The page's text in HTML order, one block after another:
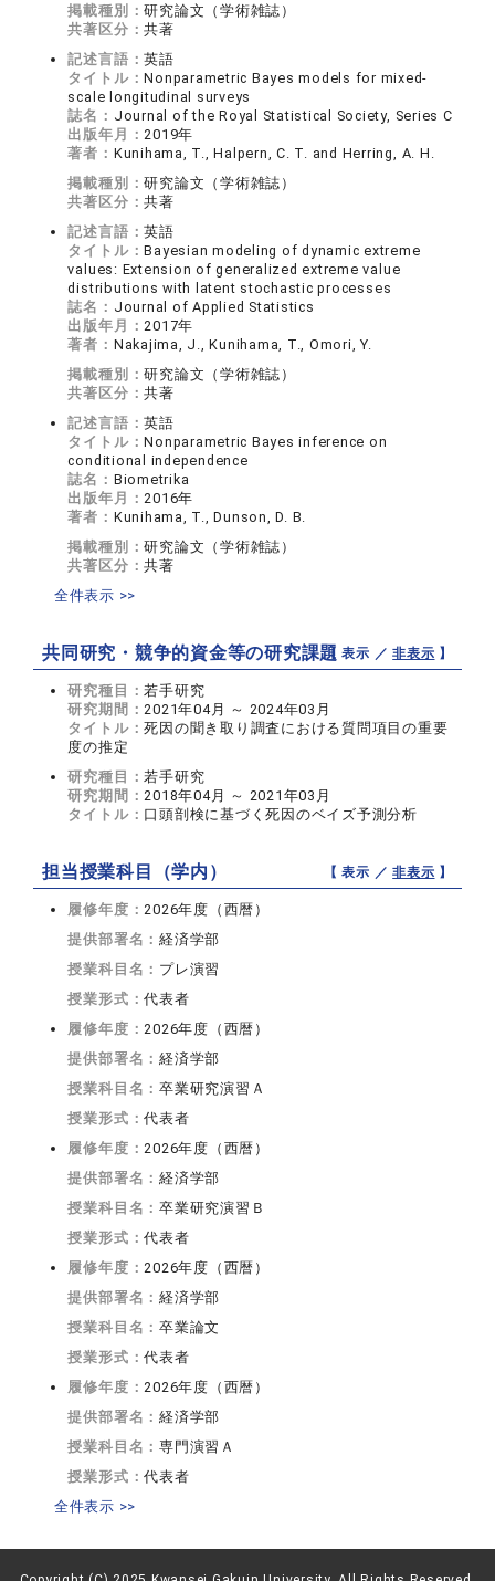
掲載種別：研究論文（学術雑誌）
共著区分：共著
記述言語：英語
タイトル：Nonparametric Bayes models for mixed-
scale longitudinal surveys
誌名： Journal of the Royal Statistical Society, Series C
出版年月：2019年
著者： Kunihama, T., Halpern, C. T. and Herring, A. H.
掲載種別：研究論文（学術雑誌）
共著区分：共著
記述言語：英語
タイトル：Bayesian modeling of dynamic extreme
values: Extension of generalized extreme value
distributions with latent stochastic processes
誌名： Journal of Applied Statistics
出版年月：2017年
著者： Nakajima, J., Kunihama, T., Omori, Y.
掲載種別：研究論文（学術雑誌）
共著区分：共著
記述言語：英語
タイトル：Nonparametric Bayes inference on
conditional independence
誌名： Biometrika
出版年月：2016年
著者： Kunihama, T., Dunson, D. B.
掲載種別：研究論文（学術雑誌）
共著区分：共著
全件表示 >>
共同研究・競争的資金等の研究課題【 表示 ／非表示 】
研究種目：若手研究
研究期間：2021年04月 ～ 2024年03月
タイトル：死因の聞き取り調査における質問項目の重要
度の推定
研究種目：若手研究
研究期間：2018年04月 ～ 2021年03月
タイトル： 口頭剖検に基づく死因のベイズ予測分析
担当授業科目（学内） 【 表示 ／非表示 】
履修年度：2026年度（西暦）
提供部署名：経済学部
授業科目名： プレ演習
授業形式：代表者
履修年度：2026年度（西暦）
提供部署名：経済学部
授業科目名：卒業研究演習Ａ
授業形式：代表者
履修年度：2026年度（西暦）
提供部署名：経済学部
授業科目名：卒業研究演習Ｂ
授業形式：代表者
履修年度：2026年度（西暦）
提供部署名：経済学部
授業科目名：卒業論文
授業形式：代表者
履修年度：2026年度（西暦）
提供部署名：経済学部
授業科目名：専門演習Ａ
授業形式：代表者
全件表示 >>